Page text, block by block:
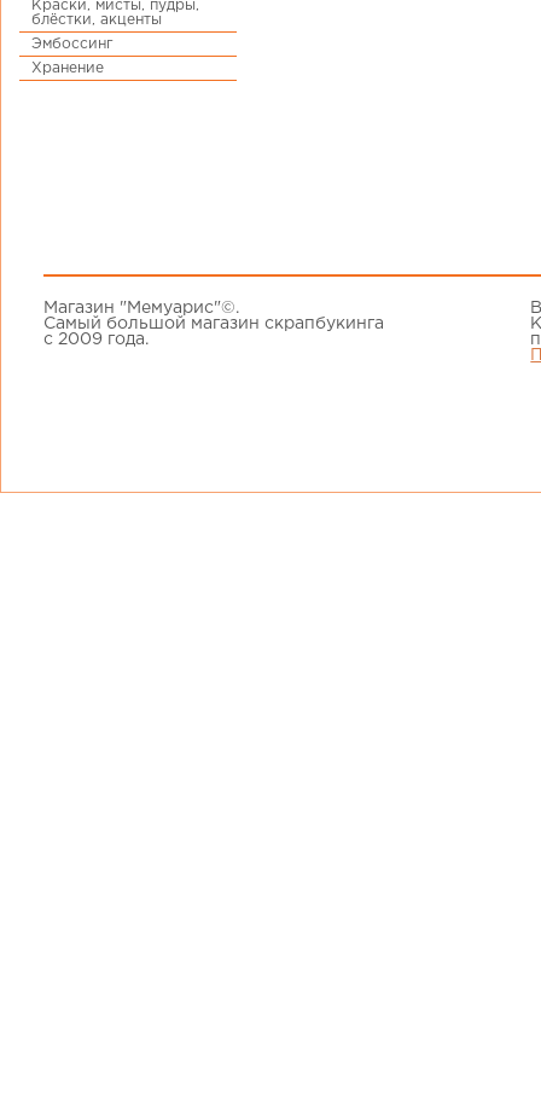
Краски, мисты, пудры,
блёстки, акценты
Эмбоссинг
Хранение
Магазин "Мемуарис"©.
Самый большой магазин скрапбукинга
с 2009 года.